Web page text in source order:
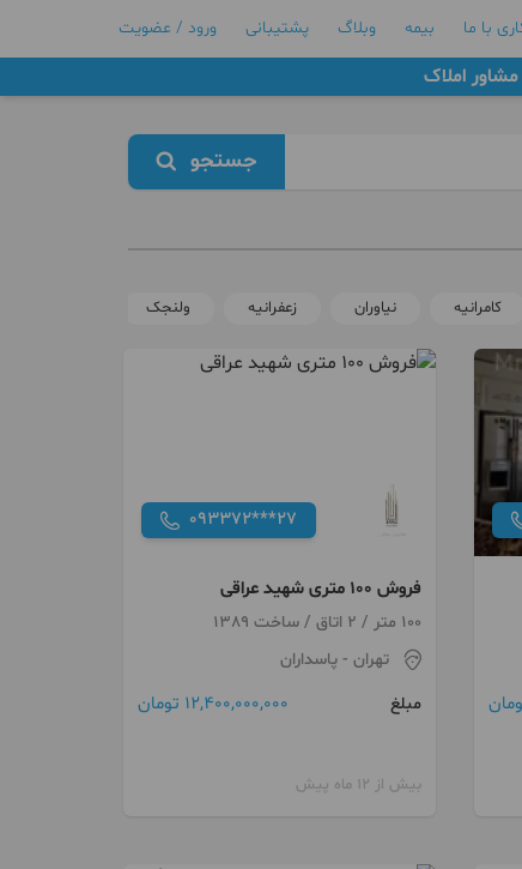
با ما بیمه وبلاگ پشتیبانی ورود / عضویت
مشاور املاک
جستجو
کامرانیه نیاوران زعفرانیه ولنجک
093372***27
فروش 100 متری شهید عراقی
100 متر / 2 اتاق / ساخت 1389
تهران - پاسداران
مبلغ
12,400,000,000 تومان
بیش از 12 ماه پیش